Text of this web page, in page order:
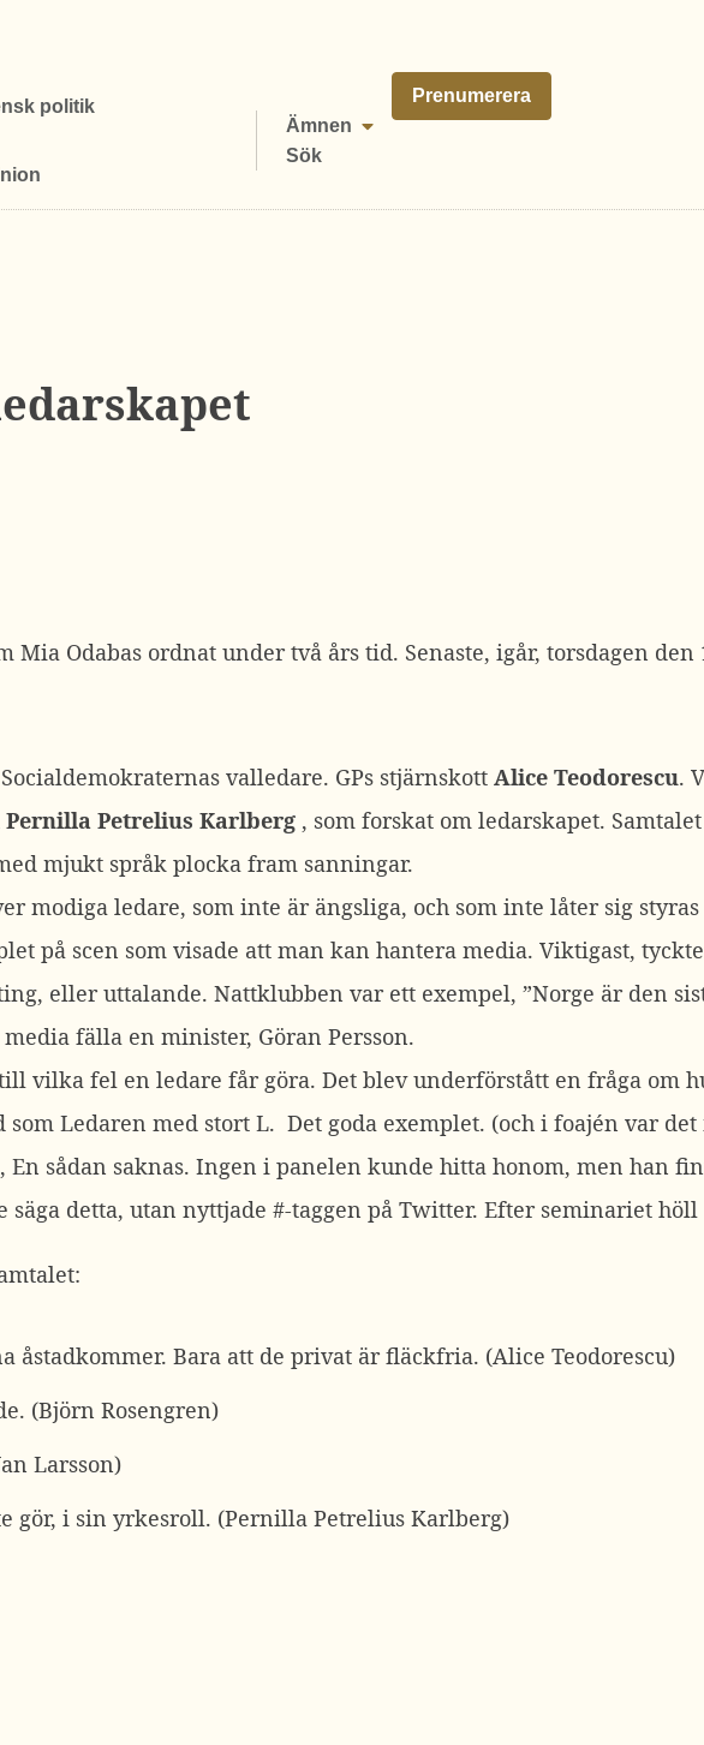
politik
Ämnen
Sök
Prenumerera
Mia Odabas ordnat under två års tid. Senaste, igår, torsdagen
Socialdemokraternas valledare. GPs stjärnskott Alice Teodorescu.
Pernilla Petrelius Karlberg , som forskat om ledarskapet.
mjukt språk plocka fram sanningar.
modiga ledare, som inte är ängsliga, och som inte låter sig
på scen som visade att man kan hantera media. Viktigast,
eller uttalande. Nattklubben var ett exempel, ”Norge är den
fälla en minister, Göran Persson.
vilka fel en ledare får göra. Det blev underförstått en fråga om
som Ledaren med stort L. Det goda exemplet. (och i foajén var
sådan saknas. Ingen i panelen kunde hitta honom, men han
detta, utan nyttjade #-taggen på Twitter. Efter seminariet
åstadkommer. Bara att de privat är fläckfria. (Alice Teodorescu)
(Björn Rosengren)
Larsson)
gör, i sin yrkesroll. (Pernilla Petrelius Karlberg)